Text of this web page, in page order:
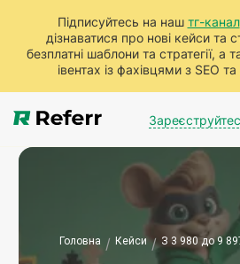
Підписуйтесь на наш тг-канал
дізнаватися про нові кейси та
безплатні шаблони та стратегії, а
івентах із фахівцями з SEO та
Головна / Кейси /